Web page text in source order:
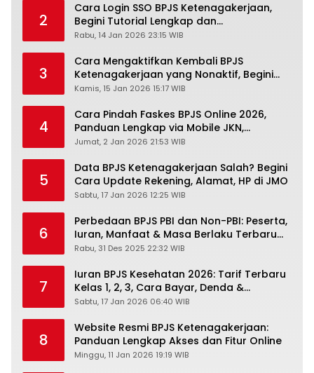
2
Cara Login SSO BPJS Ketenagakerjaan,
Begini Tutorial Lengkap dan
Pengertiannya
Rabu, 14 Jan 2026 23:15 WIB
3
Cara Mengaktifkan Kembali BPJS
Ketenagakerjaan yang Nonaktif, Begini
Panduan Lengkapnya
Kamis, 15 Jan 2026 15:17 WIB
4
Cara Pindah Faskes BPJS Online 2026,
Panduan Lengkap via Mobile JKN,
PANDAWA & Offiline Kantor Cabang
Jumat, 2 Jan 2026 21:53 WIB
5
Data BPJS Ketenagakerjaan Salah? Begini
Cara Update Rekening, Alamat, HP di JMO
Sabtu, 17 Jan 2026 12:25 WIB
6
Perbedaan BPJS PBI dan Non-PBI: Peserta,
Iuran, Manfaat & Masa Berlaku Terbaru
2026
Rabu, 31 Des 2025 22:32 WIB
7
Iuran BPJS Kesehatan 2026: Tarif Terbaru
Kelas 1, 2, 3, Cara Bayar, Denda &
Panduan Lengkap Peserta JKN-KIS
Sabtu, 17 Jan 2026 06:40 WIB
8
Website Resmi BPJS Ketenagakerjaan:
Panduan Lengkap Akses dan Fitur Online
Minggu, 11 Jan 2026 19:19 WIB